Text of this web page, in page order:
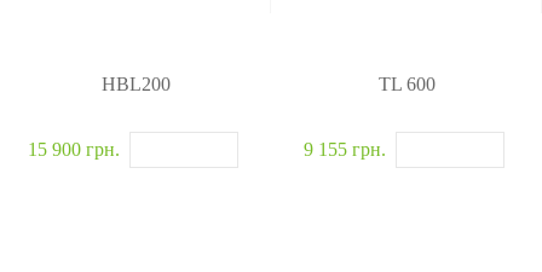
HBL200
15 900 грн.
TL 600
9 155 грн.